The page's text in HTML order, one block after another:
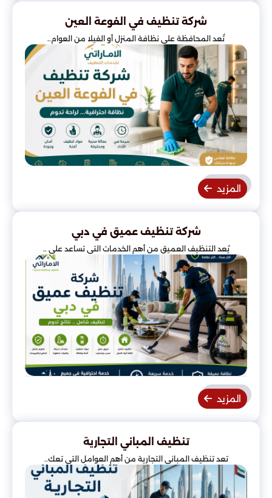
شركة تنظيف في الفوعة العين
تُعد المحافظة على نظافة المنزل أو الفيلا من العوام..
المزيد
شركة تنظيف عميق في دبي
يُعد التنظيف العميق من أهم الخدمات التي تساعد على ..
المزيد
تنظيف المباني التجارية
تعد تنظيف المباني التجارية من أهم العوامل التي تعك..